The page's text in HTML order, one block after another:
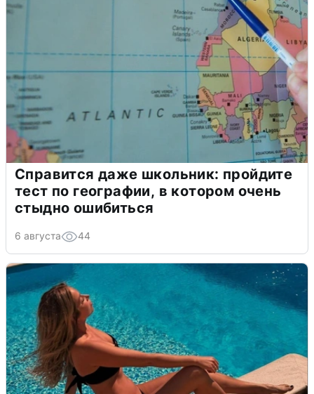
Справится даже школьник: пройдите
тест по географии, в котором очень
стыдно ошибиться
6 августа 44